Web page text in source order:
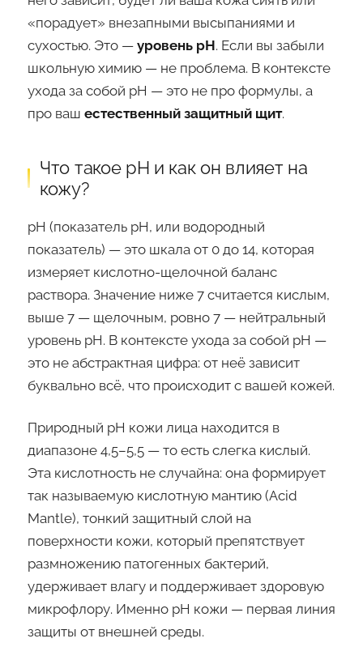
«порадует» внезапными высыпаниями и
сухостью. Это — уровень pH. Если вы забыли
школьную химию — не проблема. В контексте
ухода за собой pH — это не про формулы, а
про ваш естественный защитный щит.
Что такое pH и как он влияет на
кожу?
pH (показатель pH, или водородный
показатель) — это шкала от 0 до 14, которая
измеряет кислотно-щелочной баланс
раствора. Значение ниже 7 считается кислым,
выше 7 — щелочным, ровно 7 — нейтральный
уровень pH. В контексте ухода за собой pH —
это не абстрактная цифра: от неё зависит
буквально всё, что происходит с вашей кожей.
Природный pH кожи лица находится в
диапазоне 4,5–5,5 — то есть слегка кислый.
Эта кислотность не случайна: она формирует
так называемую кислотную мантию (Acid
Mantle), тонкий защитный слой на
поверхности кожи, который препятствует
размножению патогенных бактерий,
удерживает влагу и поддерживает здоровую
микрофлору. Именно pH кожи — первая линия
защиты от внешней среды.